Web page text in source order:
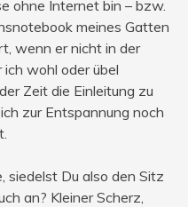
ohne Internet bin – bzw.
meines Gatten
wenn er nicht in der
wohl oder übel
Zeit die Einleitung zu
zur Entspannung noch
siedelst Du also den Sitz
an? Kleiner Scherz,